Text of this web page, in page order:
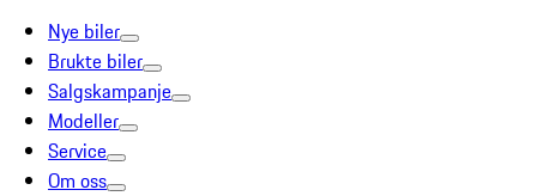
Nye biler
Brukte biler
Salgskampanje
Modeller
Service
Om oss